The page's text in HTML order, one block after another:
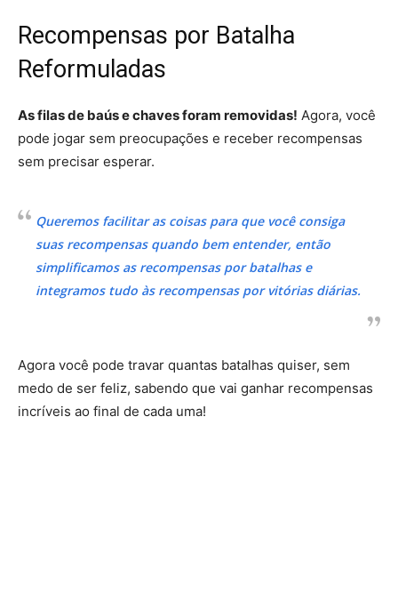
Recompensas por Batalha
Reformuladas
As filas de baús e chaves foram removidas! Agora, você
pode jogar sem preocupações e receber recompensas
sem precisar esperar.
Queremos facilitar as coisas para que você consiga
suas recompensas quando bem entender, então
simplificamos as recompensas por batalhas e
integramos tudo às recompensas por vitórias diárias.
Agora você pode travar quantas batalhas quiser, sem
medo de ser feliz, sabendo que vai ganhar recompensas
incríveis ao final de cada uma!